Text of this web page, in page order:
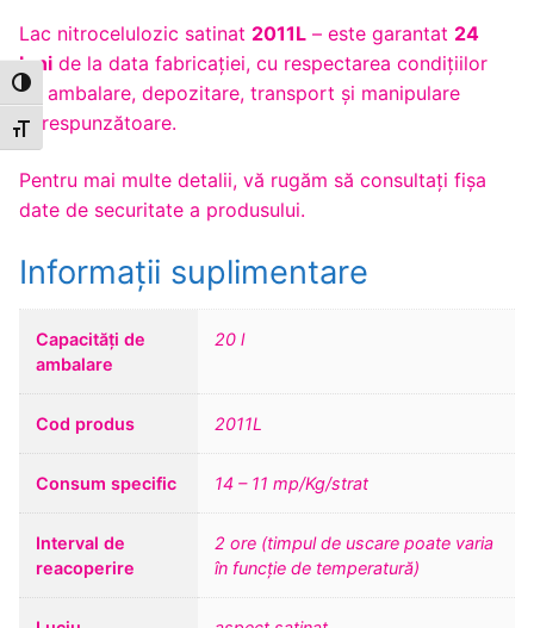
Toggle High Contrast
Toggle Font size
Lac nitrocelulozic satinat 2011L – este garantat 24
luni de la data fabricației, cu respectarea condițiilor
de ambalare, depozitare, transport și manipulare
corespunzătoare.
Pentru mai multe detalii, vă rugăm să consultaţi fişa
date de securitate a produsului.
Informații suplimentare
Capacități de
ambalare
20 l
Cod produs 2011L
Consum specific 14 – 11 mp/Kg/strat
Interval de
reacoperire
2 ore (timpul de uscare poate varia
în funcție de temperatură)